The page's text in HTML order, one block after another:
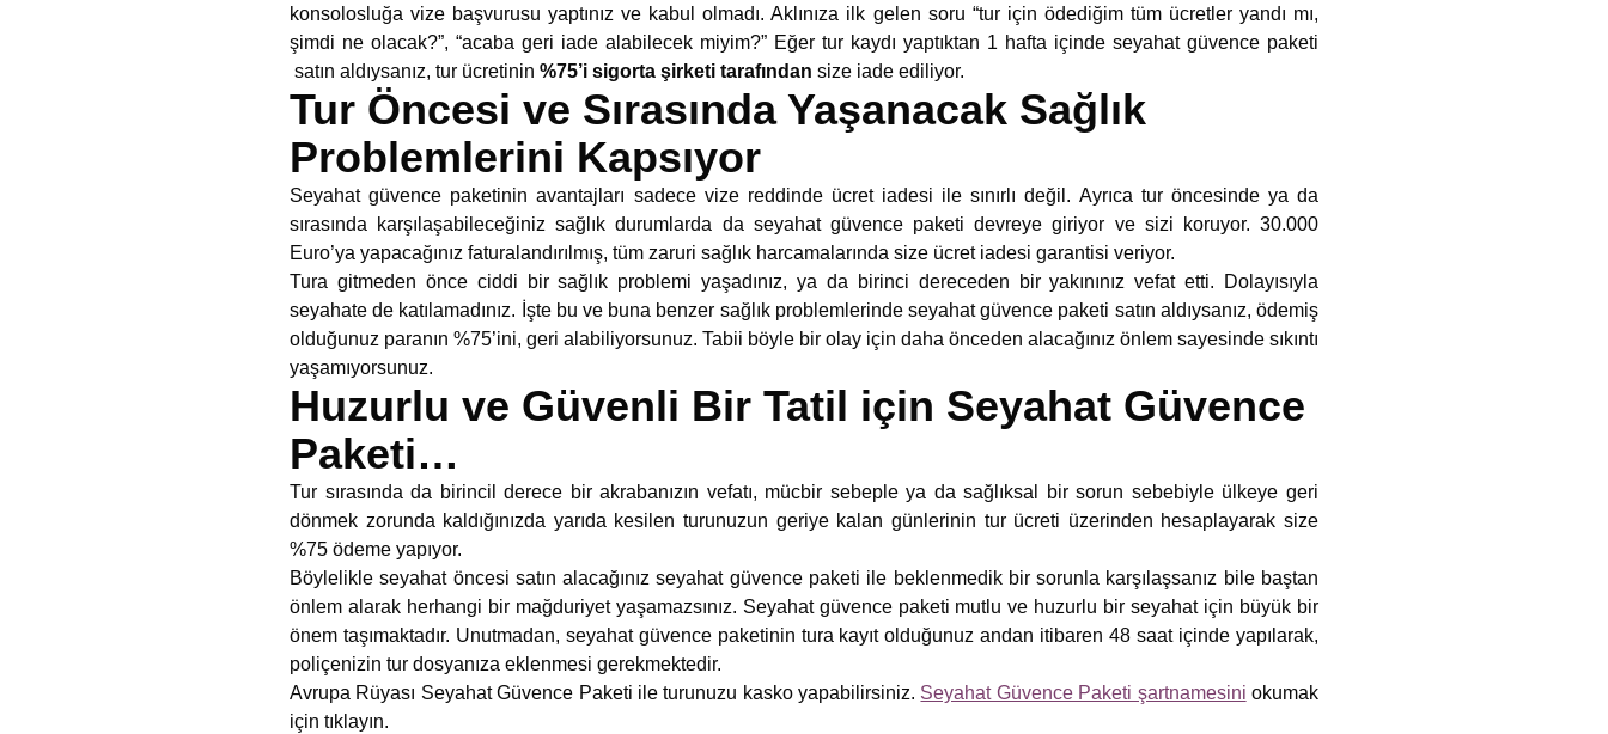
konsolosluğa vize başvurusu yaptınız ve kabul olmadı. Aklınıza ilk gelen soru “tur için ödediğim tüm ücretler yandı mı,
şimdi ne olacak?”, “acaba geri iade alabilecek miyim?” Eğer tur kaydı yaptıktan 1 hafta içinde seyahat güvence paketi
satın aldıysanız, tur ücretinin %75’i sigorta şirketi tarafından size iade ediliyor.
Tur Öncesi ve Sırasında Yaşanacak Sağlık
Problemlerini Kapsıyor
Seyahat güvence paketinin avantajları sadece vize reddinde ücret iadesi ile sınırlı değil. Ayrıca tur öncesinde ya da
sırasında karşılaşabileceğiniz sağlık durumlarda da seyahat güvence paketi devreye giriyor ve sizi koruyor. 30.000
Euro’ya yapacağınız faturalandırılmış, tüm zaruri sağlık harcamalarında size ücret iadesi garantisi veriyor.
Tura gitmeden önce ciddi bir sağlık problemi yaşadınız, ya da birinci dereceden bir yakınınız vefat etti. Dolayısıyla
seyahate de katılamadınız. İşte bu ve buna benzer sağlık problemlerinde seyahat güvence paketi satın aldıysanız, ödemiş
olduğunuz paranın %75’ini, geri alabiliyorsunuz. Tabii böyle bir olay için daha önceden alacağınız önlem sayesinde sıkıntı
yaşamıyorsunuz.
Huzurlu ve Güvenli Bir Tatil için Seyahat Güvence
Paketi…
Tur sırasında da birincil derece bir akrabanızın vefatı, mücbir sebeple ya da sağlıksal bir sorun sebebiyle ülkeye geri
dönmek zorunda kaldığınızda yarıda kesilen turunuzun geriye kalan günlerinin tur ücreti üzerinden hesaplayarak size
%75 ödeme yapıyor.
Böylelikle seyahat öncesi satın alacağınız seyahat güvence paketi ile beklenmedik bir sorunla karşılaşsanız bile baştan
önlem alarak herhangi bir mağduriyet yaşamazsınız. Seyahat güvence paketi mutlu ve huzurlu bir seyahat için büyük bir
önem taşımaktadır. Unutmadan, seyahat güvence paketinin tura kayıt olduğunuz andan itibaren 48 saat içinde yapılarak,
poliçenizin tur dosyanıza eklenmesi gerekmektedir.
Avrupa Rüyası Seyahat Güvence Paketi ile turunuzu kasko yapabilirsiniz. Seyahat Güvence Paketi şartnamesini okumak
için tıklayın.